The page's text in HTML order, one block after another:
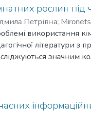
рослин
Петрівна;
використання
літератури
значним
У статті